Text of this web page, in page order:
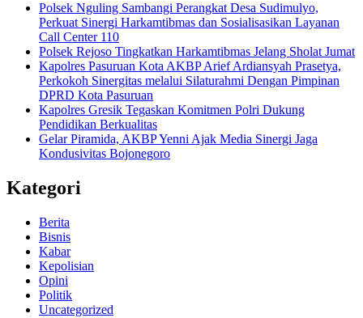
Polsek Nguling Sambangi Perangkat Desa Sudimulyo,
Perkuat Sinergi Harkamtibmas dan Sosialisasikan Layanan
Call Center 110
Polsek Rejoso Tingkatkan Harkamtibmas Jelang Sholat Jumat
Kapolres Pasuruan Kota AKBP Arief Ardiansyah Prasetya,
Perkokoh Sinergitas melalui Silaturahmi Dengan Pimpinan
DPRD Kota Pasuruan
Kapolres Gresik Tegaskan Komitmen Polri Dukung
Pendidikan Berkualitas
Gelar Piramida, AKBP Yenni Ajak Media Sinergi Jaga
Kondusivitas Bojonegoro
Kategori
Berita
Bisnis
Kabar
Kepolisian
Opini
Politik
Uncategorized